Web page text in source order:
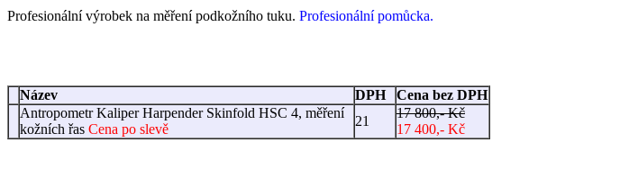
Profesionální výrobek na měření podkožního tuku. Profesionální pomůcka.
Název DPH
Cena bez DPH
Antropometr Kaliper Harpender Skinfold HSC 4, měření
kožních řas Cena po slevě
21
17 800,- Kč
17 400,- Kč